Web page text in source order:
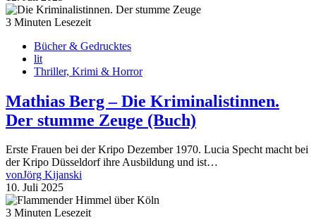
3 Minuten Lesezeit
Bücher & Gedrucktes
lit
Thriller, Krimi & Horror
Mathias Berg – Die Kriminalistinnen.
Der stumme Zeuge (Buch)
Erste Frauen bei der Kripo Dezember 1970. Lucia Specht macht bei
der Kripo Düsseldorf ihre Ausbildung und ist…
vonJörg Kijanski
10. Juli 2025
3 Minuten Lesezeit